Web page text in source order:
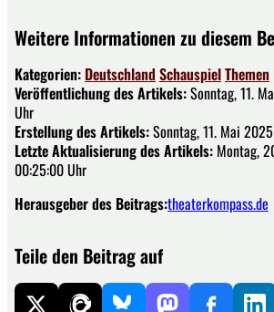
Weitere Informationen zu diesem
Kategorien: Deutschland SchauspielThemen
Veröffentlichung des Artikels:Sonntag, 11.
Uhr
Erstellung des Artikels:Sonntag, 11. Mai
Letzte Aktualisierung des Artikels: Montag,
00:25:00 Uhr
Herausgeber des Beitrags:theaterkompass.de
Teile den Beitrag auf